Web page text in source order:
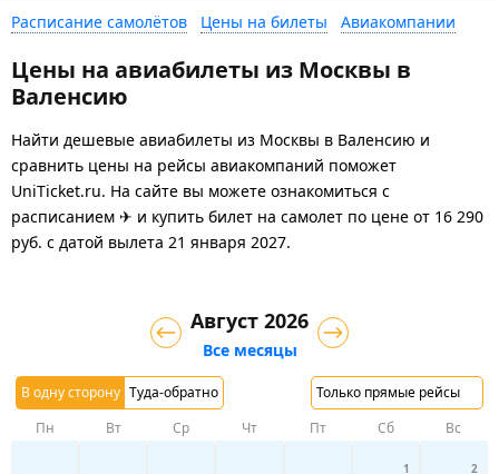
Расписание самолётов Цены на билеты Авиакомпании
Цены на авиабилеты из Москвы в
Валенсию
Найти дешевые авиабилеты из Москвы в Валенсию и
сравнить цены на рейсы авиакомпаний поможет
UniTicket.ru. На сайте вы можете ознакомиться с
расписанием ✈ и купить билет на самолет по цене от 16 290
руб. с датой вылета 21 января 2027.
В одну сторону Туда-обратно Только прямые рейсы
Август 2026
Все месяцы
Пн Вт Ср Чт Пт Сб Вс
1 2